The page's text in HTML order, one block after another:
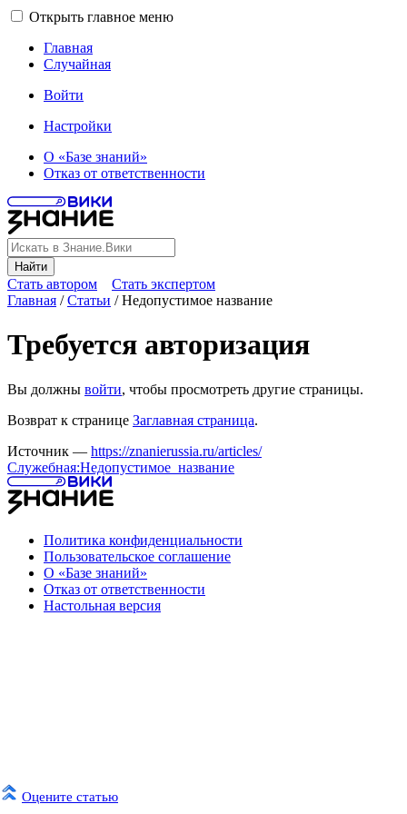
Открыть главное меню
Главная
Случайная
Войти
Настройки
О «Базе знаний»
Отказ от ответственности
Найти
Стать автором Стать экспертом
Оцените статью
Главная /Статьи /Недопустимое название
Требуется авторизация
Вы должны войти, чтобы просмотреть другие страницы.
Возврат к странице Заглавная страница.
Источник — https://znanierussia.ru/articles/
Служебная:Недопустимое_название
Политика конфиденциальности
Пользовательское соглашение
О «Базе знаний»
Отказ от ответственности
Настольная версия